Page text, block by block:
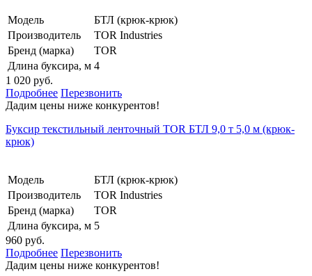
Модель
БТЛ (крюк-крюк)
Производитель
TOR Industries
Бренд (марка)
TOR
Длина буксира, м 4
1 020 руб.
Подробнее Перезвонить
Дадим цены ниже конкурентов!
Буксир текстильный ленточный TOR БТЛ 9,0 т 5,0 м (крюк-
крюк)
Модель
БТЛ (крюк-крюк)
Производитель
TOR Industries
Бренд (марка)
TOR
Длина буксира, м 5
960 руб.
Подробнее Перезвонить
Дадим цены ниже конкурентов!